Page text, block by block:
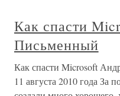
Как спасти
Письменный
Как спасти Microsoft
11 августа 2010 года За